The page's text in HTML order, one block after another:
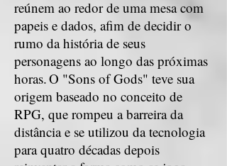
reúnem ao redor de uma mesa com
papeis e dados, afim de decidir o
rumo da história de seus
personagens ao longo das próximas
horas.O "Sons of Gods" teve sua
origem baseado no conceito de
RPG, que rompeu a barreira da
distância e se utilizou da tecnologia
para quatro décadas depois